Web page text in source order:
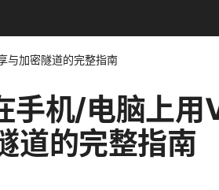
与加密隧道的完整指南
手机/电脑上用
道的完整指南